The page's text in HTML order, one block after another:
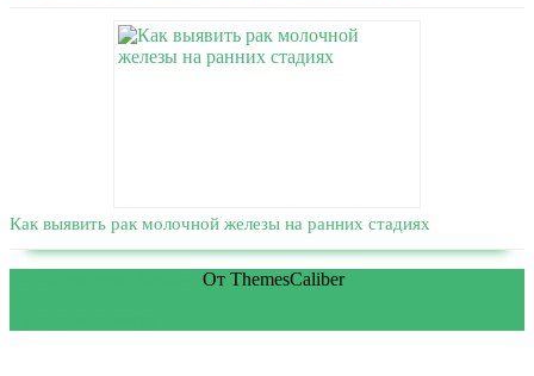
Как выявить рак молочной железы на ранних стадиях
От ThemesCaliber